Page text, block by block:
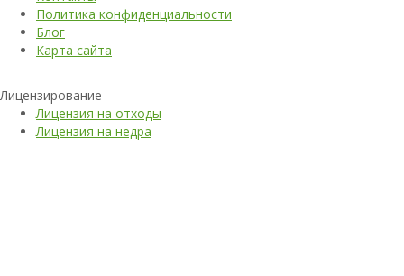
Политика конфиденциальности
Блог
Карта сайта
Лицензирование
Лицензия на отходы
Лицензия на недра